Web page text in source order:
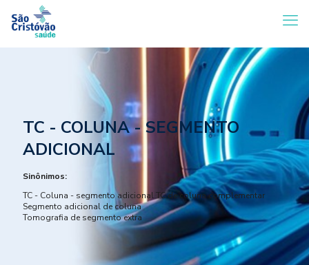
TC - COLUNA - SEGMENTO
ADICIONAL
Sinônimos:
TC - Coluna - segmento adicional TC de coluna complementar
Segmento adicional de coluna
Tomografia de segmento extra